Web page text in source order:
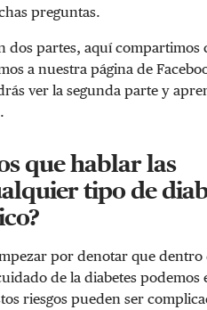
preguntas.
dos partes, aquí compartimos
a nuestra página de
ver la segunda parte y
que hablar las
tipo de
por denotar que dentro
de la diabetes podemos
riesgos pueden ser